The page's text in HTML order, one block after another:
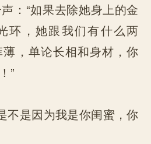
：“如果去除她身上的金
环，她跟我们有什么两
，单论长相和身材，你
”
不是因为我是你闺蜜，你